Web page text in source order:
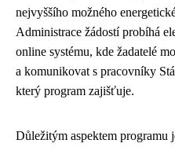
nejvyššího možného
Administrace žádostí probíhá
online systému, kde žadatelé
a komunikovat s pracovníky
který program zajišťuje.
Důležitým aspektem programu